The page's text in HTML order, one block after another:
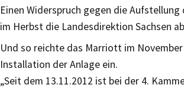
Einen Widerspruch gegen die Aufstellung
im Herbst die Landesdirektion Sachsen
Und so reichte das Marriott im
Installation der Anlage ein.
„Seit dem 13.11.2012 ist bei der 4.